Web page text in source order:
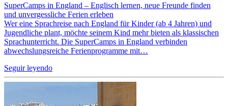
SuperCamps in England – Englisch lernen, neue Freunde finden
und unvergessliche Ferien erleben
Wer eine Sprachreise nach England für Kinder (ab 4 Jahren) und
Jugendliche plant, möchte seinem Kind mehr bieten als klassischen
Sprachunterricht. Die SuperCamps in England verbinden
abwechslungsreiche Ferienprogramme mit…
Seguir leyendo